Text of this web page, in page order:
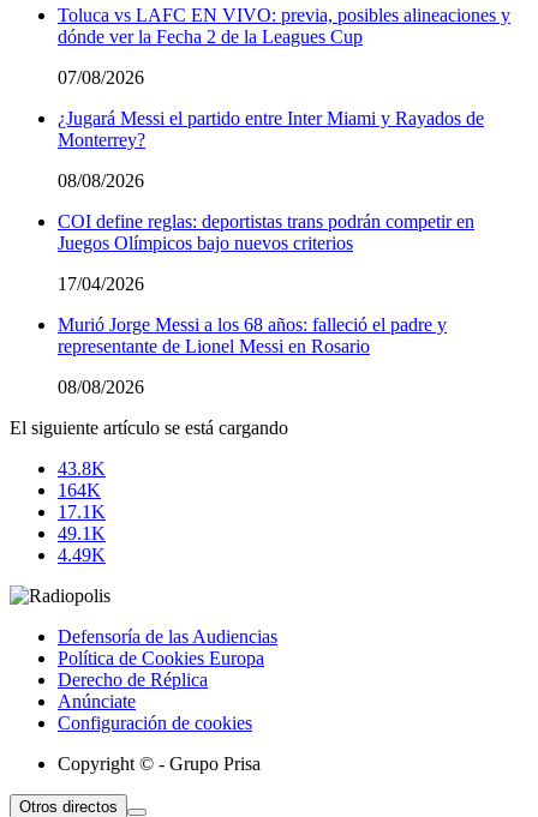
Toluca vs LAFC EN VIVO: previa, posibles alineaciones y
dónde ver la Fecha 2 de la Leagues Cup
07/08/2026
¿Jugará Messi el partido entre Inter Miami y Rayados de
Monterrey?
08/08/2026
COI define reglas: deportistas trans podrán competir en
Juegos Olímpicos bajo nuevos criterios
17/04/2026
Murió Jorge Messi a los 68 años: falleció el padre y
representante de Lionel Messi en Rosario
08/08/2026
El siguiente artículo se está cargando
43.8K
164K
17.1K
49.1K
4.49K
Defensoría de las Audiencias
Política de Cookies Europa
Derecho de Réplica
Anúnciate
Configuración de cookies
Copyright © - Grupo Prisa
Otros directos